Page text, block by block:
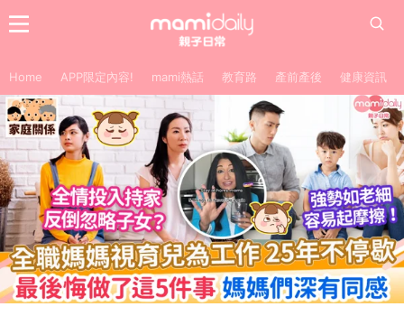
Home APP限定內容! mami熱話 教育路 產前產後 健康資訊